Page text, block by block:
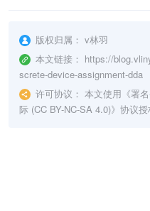
版权归属： v林羽
本文链接： https://
screte-device-assignment-dda
许可协议： 本文使用《署
际 (CC BY-NC-SA 4.0)》协议授